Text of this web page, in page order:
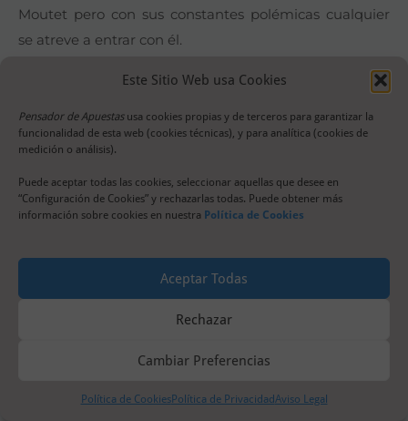
Este Sitio Web usa Cookies
Pensador de Apuestas usa cookies propias y de terceros para garantizar la
funcionalidad de esta web (cookies técnicas), y para analítica (cookies de
medición o análisis).
Puede aceptar todas las cookies, seleccionar aquellas que desee en
“Configuración de Cookies” y rechazarlas todas. Puede obtener más
información sobre cookies en nuestra Política de Cookies
Aceptar Todas
Rechazar
Cambiar Preferencias
Política de CookiesPolítica de Privacidad Aviso Legal
Moutet pero con sus constantes polémicas cualquier
se atreve a entrar con él.
THOMPSON VS NISHIKORI
Después de casi dos años marcados por las constantes
lesiones Kei Nishikori volverá a competir a nivel ATP. El
japonés quiso que su vuelta a las pistas fuera
progresiva y por ello anteriormente ha disputado tres
llevó el título. Las sensaciones que ha dejado han sido
muy superiores a las esperadas pero ahora tendrá que
confirmarlo en una cita de mucha más entidad. Su
tenista que no descansa nunca ya que viene de